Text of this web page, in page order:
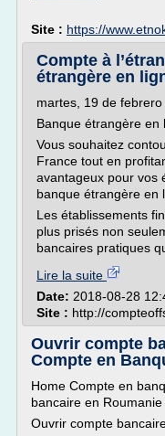
Site : https://
Compte à
étrangère en
martes, 19 de
Banque étrangère en
Vous souhaitez
France tout en
avantageux pour vos
banque étrangère en
Les établissements
plus prisés non
bancaires pratiques
Lire la suite
Date: 2018-08-28
Site : http://
Ouvrir compte
Compte en
Home Compte en
bancaire en Roumanie
Ouvrir compte